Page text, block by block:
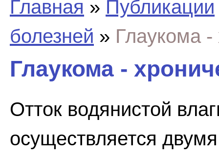
Главная » Публикации
болезней » Глаукома -
Глаукома -
Отток водянистой
осуществляется